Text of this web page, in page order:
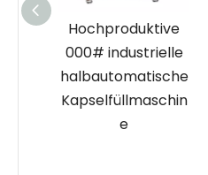
1#
Hochproduktive
000# industrielle
halbautomatische
Kapselfüllmaschin
e